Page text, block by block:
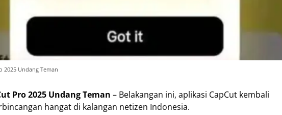
2025 Undang Teman
Pro 2025 Undang Teman – Belakangan ini, aplikasi CapCut kembali
hangat di kalangan netizen Indonesia.